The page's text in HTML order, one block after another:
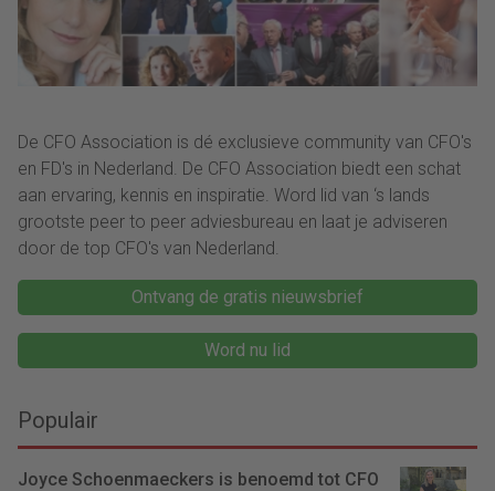
De CFO Association is dé exclusieve community van CFO's
en FD's in Nederland. De CFO Association biedt een schat
aan ervaring, kennis en inspiratie. Word lid van ‘s lands
grootste peer to peer adviesbureau en laat je adviseren
door de top CFO's van Nederland.
Ontvang de gratis nieuwsbrief
Word nu lid
Populair
Joyce Schoenmaeckers is benoemd tot CFO